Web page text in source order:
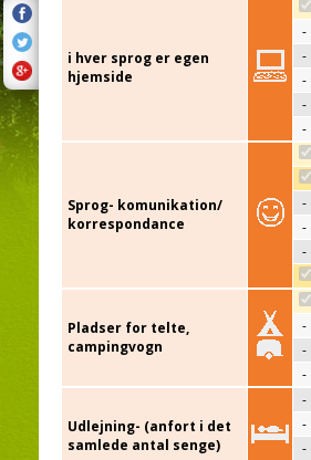
i hver sprog er egen
hjemside
-
-
-
-
-
Sprog- komunikation/
korrespondance
-
-
-
Pladser for telte,
campingvogn
-
-
-
Udlejning- (anfort i det
samlede antal senge)
-
-
-